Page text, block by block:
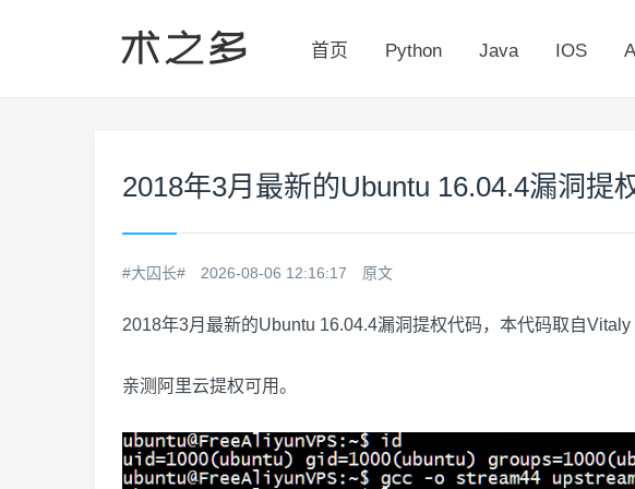
首页 Python Java IOS
2018年3月最新的Ubuntu 16.04.4漏洞提
#大囚长# 2026-08-06 12:16:17 原文
2018年3月最新的Ubuntu 16.04.4漏洞提权代码，本代码取自
亲测阿里云提权可用。